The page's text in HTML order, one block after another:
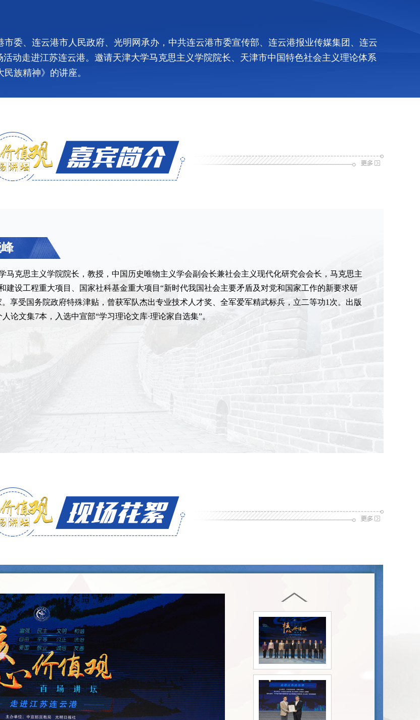
委、连云港市人民政府、光明网承办，中共连云港市委宣传部、连云港报业传媒集团、连云
动走进江苏连云港。邀请天津大学马克思主义学院院长、天津市中国特色社会主义理论体系
族精神》的讲座。
马克思主义学院院长，教授，中国历史唯物主义学会副会长兼社会主义现代化研究会会长，马克思主
建设工程重大项目、国家社科基金重大项目“新时代我国社会主要矛盾及对党和国家工作的新要求研
。享受国务院政府特殊津贴，曾获军队杰出专业技术人才奖、全军爱军精武标兵，立二等功1次。出版
论文集7本，入选中宣部“学习理论文库·理论家自选集”。